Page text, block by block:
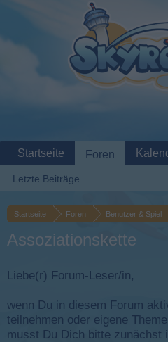
Startseite Foren Benutzer & Spiel
Assoziationskette
Liebe(r) Forum-Leser/in,
wenn Du in diesem Forum
teilnehmen oder eigene
musst Du Dich bitte zunächst
Startseite Foren
Letzte Beiträge